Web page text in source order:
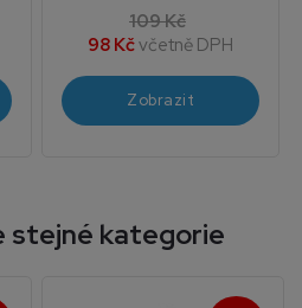
109 Kč
98 Kčvčetně DPH
Zobrazit
stejné kategorie